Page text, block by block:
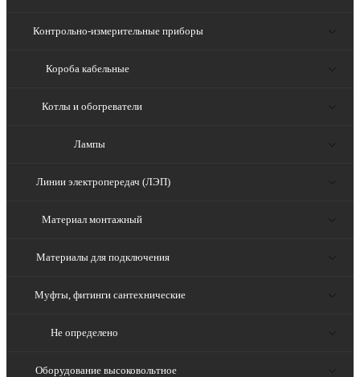
Контрольно-измерительные приборы
Короба кабельные
Котлы и обогреватели
Лампы
Линии электропередач (ЛЭП)
Материал монтажный
Материалы для подключения
Муфты, фитинги сантехнические
Не определено
Оборудование высоковольтное